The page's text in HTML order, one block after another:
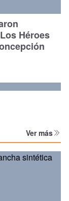
Héroes
Ver más